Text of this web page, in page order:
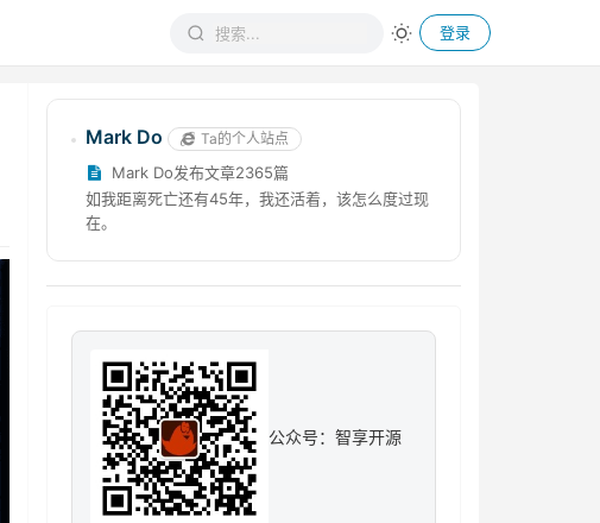
登录
Mark Do Ta的个人站点
Mark Do发布文章2365篇
如我距离死亡还有45年，我还活着，该怎么度过现
在。
公众号：智享开源